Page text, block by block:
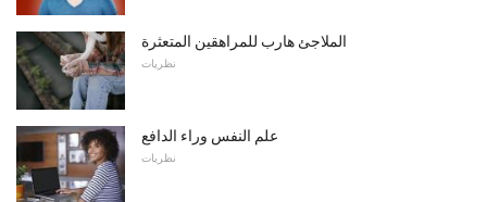
الملاجئ هارب للمراهقين المتعثرة
نظريات
علم النفس وراء الدافع
نظريات